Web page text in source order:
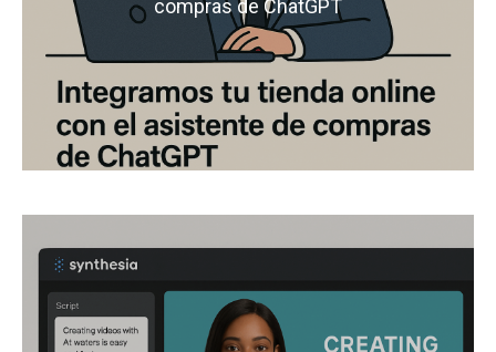
compras de ChatGPT